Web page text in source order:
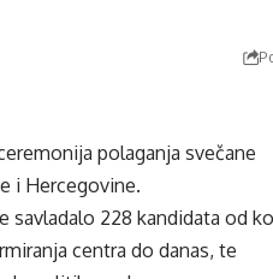
polaganja svečane
i Hercegovine.
savladalo 228 kandidata od
centra do danas, te